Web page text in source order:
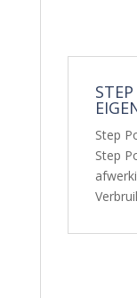
Step
Step